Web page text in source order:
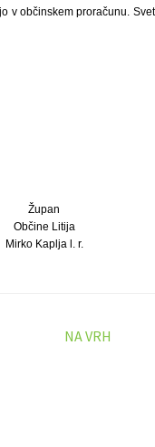
v občinskem proračunu. Svet
Župan
Občine Litija
Mirko Kaplja l. r.
NA VRH